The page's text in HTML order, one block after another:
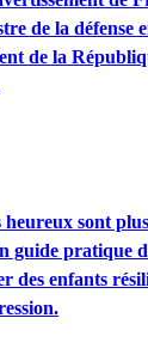
de la défense
de la
sont
guide pratique
des enfants